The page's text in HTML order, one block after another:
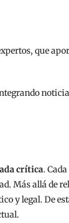
que
crítica.
Más allá de
y legal. De